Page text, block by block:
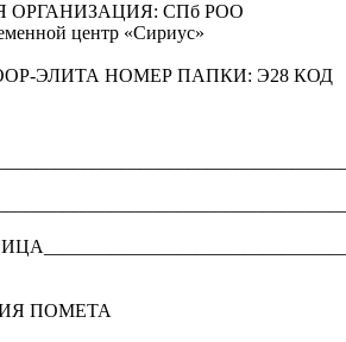
СПб РОО
центр «Сириус»
ЭЛИТА НОМЕР ПАПКИ: Э28 КОД
ПОМЕТА